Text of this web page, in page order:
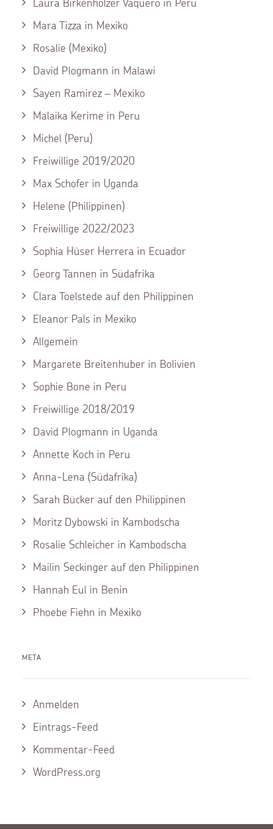
Mara Tizza in Mexiko
Rosalie (Mexiko)
David Plogmann in Malawi
Sayen Ramirez – Mexiko
Malaika Kerime in Peru
Michel (Peru)
Freiwillige 2019/2020
Max Schofer in Uganda
Helene (Philippinen)
Freiwillige 2022/2023
Sophia Hüser Herrera in Ecuador
Georg Tannen in Südafrika
Clara Toelstede auf den Philippinen
Eleanor Pals in Mexiko
Allgemein
Margarete Breitenhuber in Bolivien
Sophie Bone in Peru
Freiwillige 2018/2019
David Plogmann in Uganda
Annette Koch in Peru
Anna-Lena (Südafrika)
Sarah Bücker auf den Philippinen
Moritz Dybowski in Kambodscha
Rosalie Schleicher in Kambodscha
Mailin Seckinger auf den Philippinen
Hannah Eul in Benin
Phoebe Fiehn in Mexiko
META
Anmelden
Eintrags-Feed
Kommentar-Feed
WordPress.org